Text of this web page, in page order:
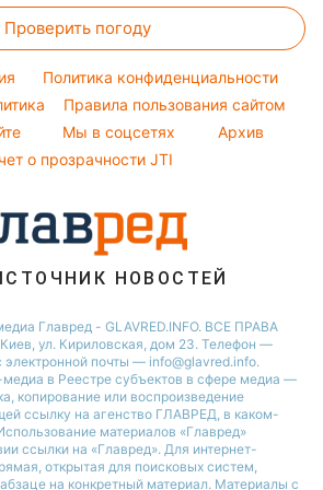
Проверить погоду
Политика конфиденциальности
Правила пользования сайтом
Мы в соцсетях
Архив
о прозрачности JTI
НОВОСТЕЙ
Главред - GLAVRED.INFO. ВСЕ ПРАВА
ул. Кириловская, дом 23. Телефон —
почты — info@glavred.info.
медиа в Реестре cубъектов в сфере медиа —
копирование или воспроизведение
ссылку на агенство ГЛАВРЕД, в каком-
материалов «Главред»
ссылки на «Главред». Для интернет-
открытая для поисковых систем,
на конкретный материал. Материалы с